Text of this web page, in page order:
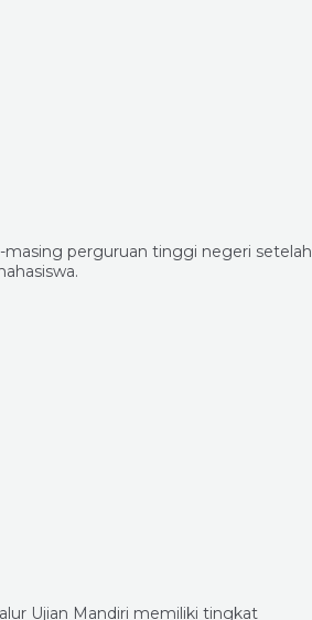
masing perguruan tinggi negeri setelah
Ujian Mandiri memiliki tingkat